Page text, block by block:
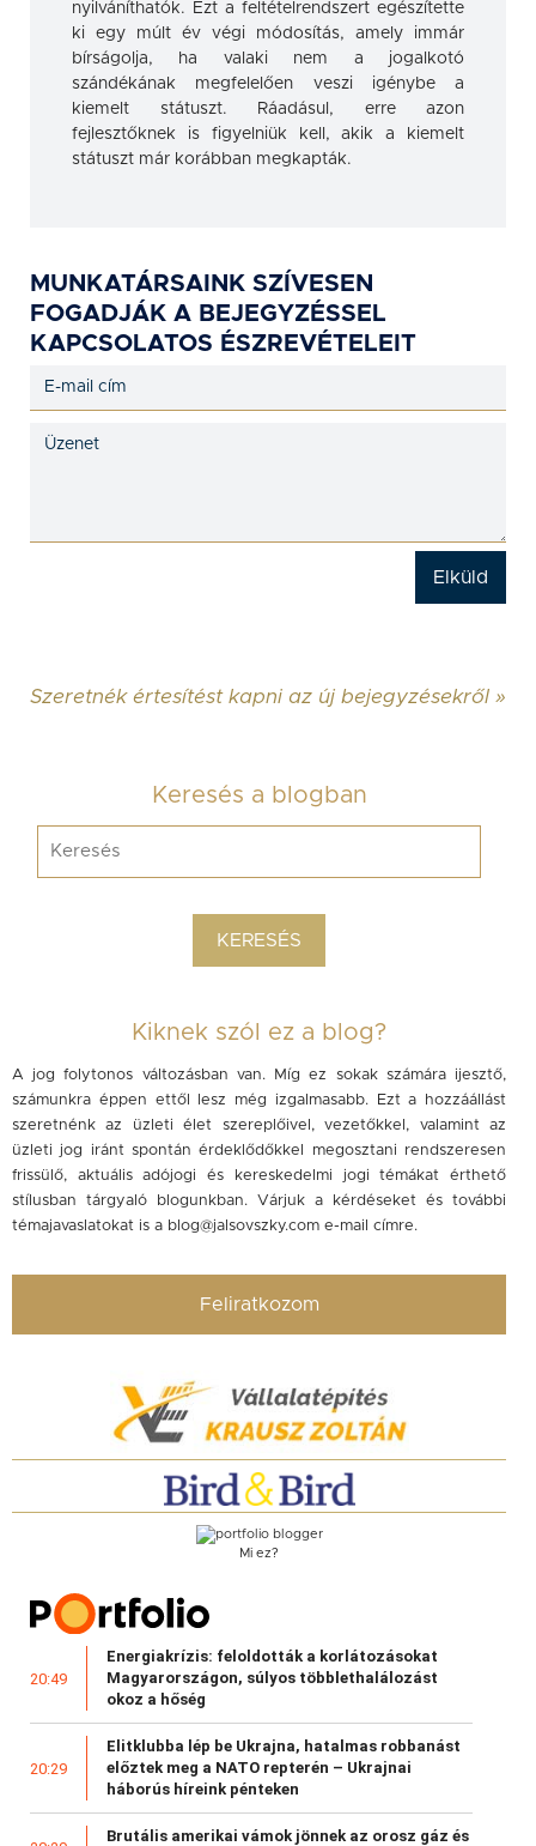
nyilváníthatók. Ezt a feltételrendszert egészítette
ki egy múlt év végi módosítás, amely immár
bírságolja, ha valaki nem a jogalkotó
szándékának megfelelően veszi igénybe a
kiemelt státuszt. Ráadásul, erre azon
fejlesztőknek is figyelniük kell, akik a kiemelt
státuszt már korábban megkapták.
MUNKATÁRSAINK SZÍVESEN
FOGADJÁK A BEJEGYZÉSSEL
KAPCSOLATOS ÉSZREVÉTELEIT
Szeretnék értesítést kapni az új bejegyzésekről »
Keresés a blogban
Kiknek szól ez a blog?
A jog folytonos változásban van. Míg ez sokak számára ijesztő,
számunkra éppen ettől lesz még izgalmasabb. Ezt a hozzáállást
szeretnénk az üzleti élet szereplőivel, vezetőkkel, valamint az
üzleti jog iránt spontán érdeklődőkkel megosztani rendszeresen
frissülő, aktuális adójogi és kereskedelmi jogi témákat érthető
stílusban tárgyaló blogunkban. Várjuk a kérdéseket és további
témajavaslatokat is a blog@jalsovszky.com e-mail címre.
Feliratkozom
Mi ez?
20:49
Energiakrízis: feloldották a korlátozásokat
Magyarországon, súlyos többlethalálozást
okoz a hőség
20:29
Elitklubba lép be Ukrajna, hatalmas robbanást
előztek meg a NATO repterén – Ukrajnai
háborús híreink pénteken
Brutális amerikai vámok jönnek az orosz gáz és